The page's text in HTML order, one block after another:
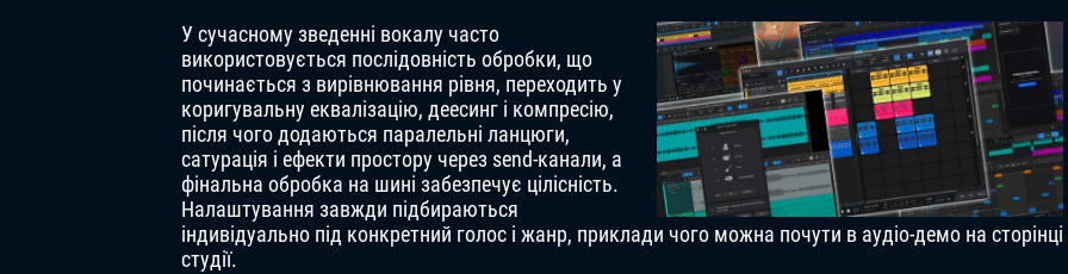
У сучасному зведенні вокалу часто
використовується послідовність обробки, що
починається з вирівнювання рівня, переходить у
коригувальну еквалізацію, деесинг і компресію,
після чого додаються паралельні ланцюги,
сатурація і ефекти простору через send-канали, а
фінальна обробка на шині забезпечує цілісність.
Налаштування завжди підбираються
індивідуально під конкретний голос і жанр, приклади чого можна почути в аудіо-демо на сторінці
студії.